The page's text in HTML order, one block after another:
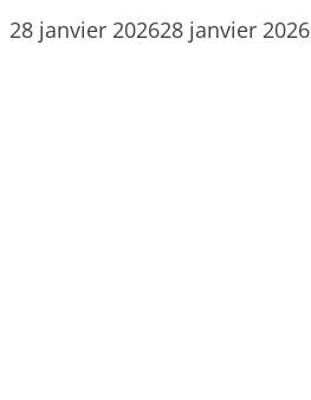
28 janvier 202628 janvier 2026